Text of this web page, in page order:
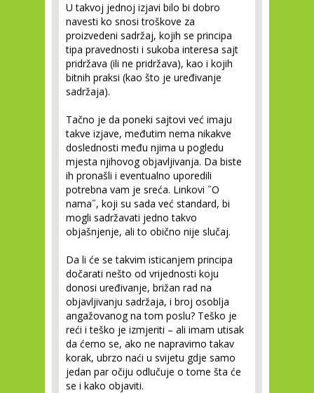
U takvoj jednoj izjavi bilo bi dobro
navesti ko snosi troškove za
proizvedeni sadržaj, kojih se principa
tipa pravednosti i sukoba interesa sajt
pridržava (ili ne pridržava), kao i kojih
bitnih praksi (kao što je uređivanje
sadržaja).
Tačno je da poneki sajtovi već imaju
takve izjave, međutim nema nikakve
doslednosti među njima u pogledu
mjesta njihovog objavljivanja. Da biste
ih pronašli i eventualno uporedili
potrebna vam je sreća. Linkovi ˝O
nama˝, koji su sada već standard, bi
mogli sadržavati jedno takvo
objašnjenje, ali to obično nije slučaj.
Da li će se takvim isticanjem principa
dočarati nešto od vrijednosti koju
donosi uređivanje, brižan rad na
objavljivanju sadržaja, i broj osoblja
angažovanog na tom poslu? Teško je
reći i teško je izmjeriti – ali imam utisak
da ćemo se, ako ne napravimo takav
korak, ubrzo naći u svijetu gdje samo
jedan par očiju odlučuje o tome šta će
se i kako objaviti.